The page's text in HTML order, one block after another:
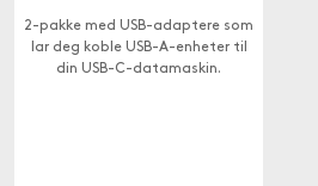
2-pakke med USB-adaptere som
lar deg koble USB-A-enheter til
din USB-C-datamaskin.